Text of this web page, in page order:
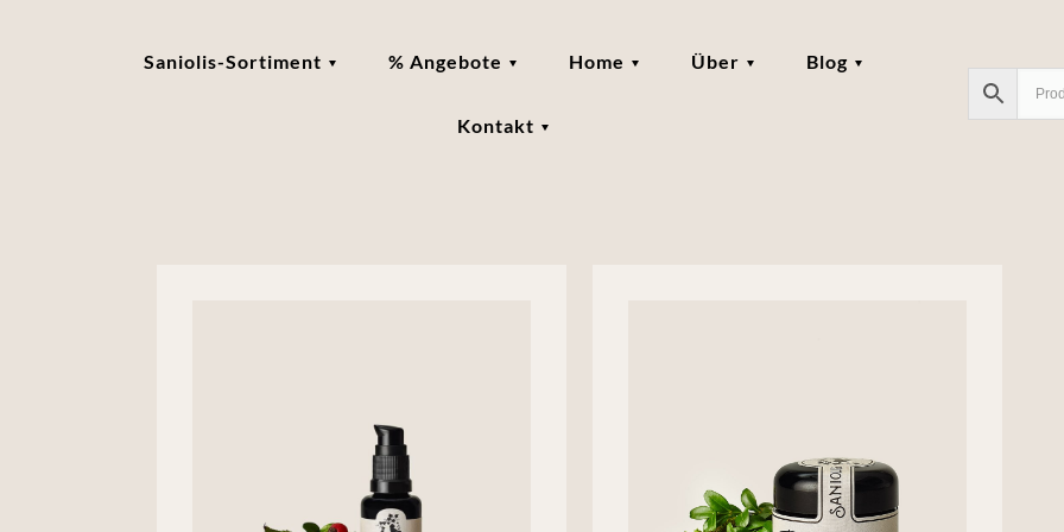
Saniolis-Sortiment % Angebote Home Über Blog
Kontakt